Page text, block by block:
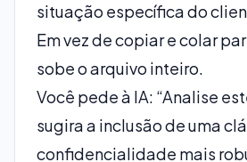
situação específica do
Em vez de copiar e colar
sobe o arquivo inteiro.
Você pede à IA: “Analise
sugira a inclusão de uma
confidencialidade mais